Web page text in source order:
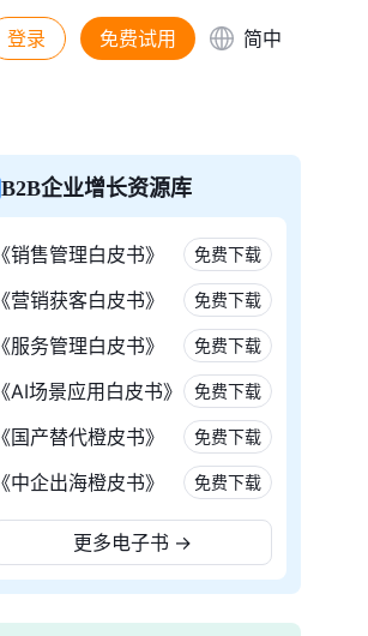
登录 免费试用 简中
B2B企业增长资源库
《销售管理白皮书》 免费下载
《营销获客白皮书》 免费下载
《服务管理白皮书》 免费下载
《AI场景应用白皮书》 免费下载
《国产替代橙皮书》 免费下载
《中企出海橙皮书》 免费下载
更多电子书 →